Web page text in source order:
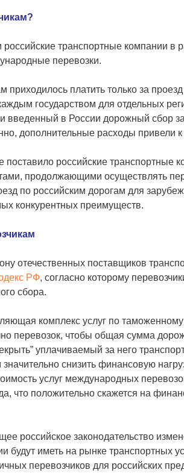
транспортные компании в
перевозки.
приходилось платить только за
государством для отдельных
введенный в России дорожный сбор
дополнительные расходы привели
поставило российские транспортные
продолжающими осуществлять
по российским дорогам для
конкурентных преимуществ.
отечественных поставщиков
РФ, согласно которому
сбора.
комплекс услуг по
перевозок, чтобы общая сумма
уплачиваемый за него
снизить финансовую
услуг международных
что положительно скажется на
российское законодательство
будут иметь на рынке транспортных
перевозчиков для российских